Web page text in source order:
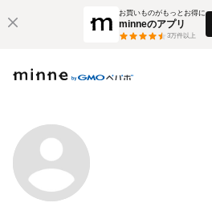
お買いものがもっとお得に
minneのアプリ
3万件以上